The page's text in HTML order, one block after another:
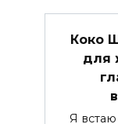
Коко
для
Я встаю